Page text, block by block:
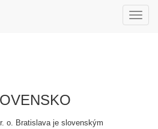
Toggle
o. Bratislava je slovenským